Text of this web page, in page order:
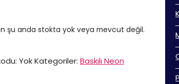
şu anda stokta yok veya mevcut değil.
Yok Kategoriler: Baskılı Neon